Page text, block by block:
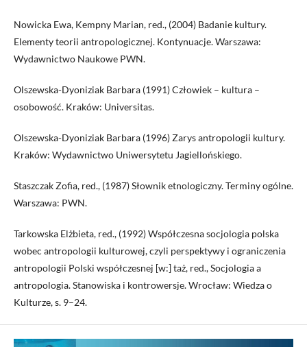
Nowicka Ewa, Kempny Marian, red., (2004) Badanie kultury.
Elementy teorii antropologicznej. Kontynuacje. Warszawa:
Wydawnictwo Naukowe PWN.
Olszewska-Dyoniziak Barbara (1991) Człowiek – kultura –
osobowość. Kraków: Universitas.
Olszewska-Dyoniziak Barbara (1996) Zarys antropologii kultury.
Kraków: Wydawnictwo Uniwersytetu Jagiellońskiego.
Staszczak Zofia, red., (1987) Słownik etnologiczny. Terminy ogólne.
Warszawa: PWN.
Tarkowska Elżbieta, red., (1992) Współczesna socjologia polska
wobec antropologii kulturowej, czyli perspektywy i ograniczenia
antropologii Polski współczesnej [w:] taż, red., Socjologia a
antropologia. Stanowiska i kontrowersje. Wrocław: Wiedza o
Kulturze, s. 9–24.